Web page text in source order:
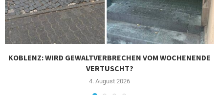
KOBLENZ: WIRD GEWALTVERBRECHEN VOM WOCHENENDE
VERTUSCHT?
4. August 2026